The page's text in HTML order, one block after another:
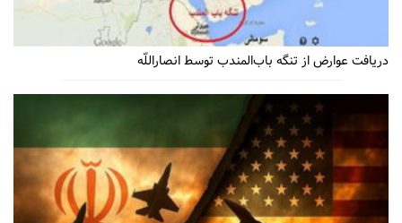
دریافت عوارض از تنگه باب‌المندب توسط انصاراللّه